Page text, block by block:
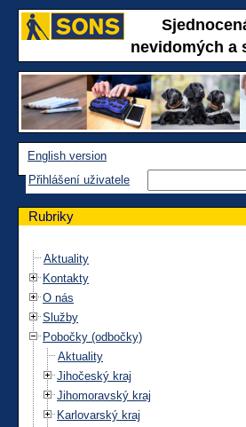
nevidomých a
English version
Přihlášení uživatele
Rubriky
Aktuality
Kontakty
O nás
Služby
Pobočky (odbočky)
Aktuality
Jihočeský kraj
Jihomoravský kraj
Karlovarský kraj